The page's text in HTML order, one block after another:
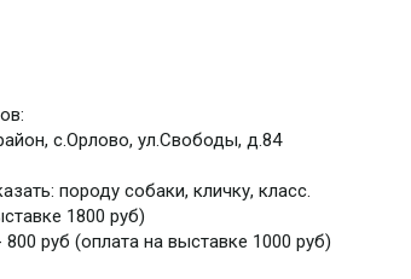
с.Орлово, ул.Свободы, д.84
породу собаки, кличку, класс.
1800 руб)
руб (оплата на выставке 1000 руб)